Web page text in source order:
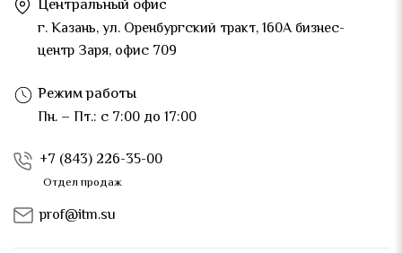
Центральный офис
г. Казань, ул. Оренбургский тракт, 160А бизнес-
центр Заря, офис 709
Режим работы
Пн. – Пт.: с 7:00 до 17:00
+7 (843) 226-35-00
Отдел продаж
prof@itm.su